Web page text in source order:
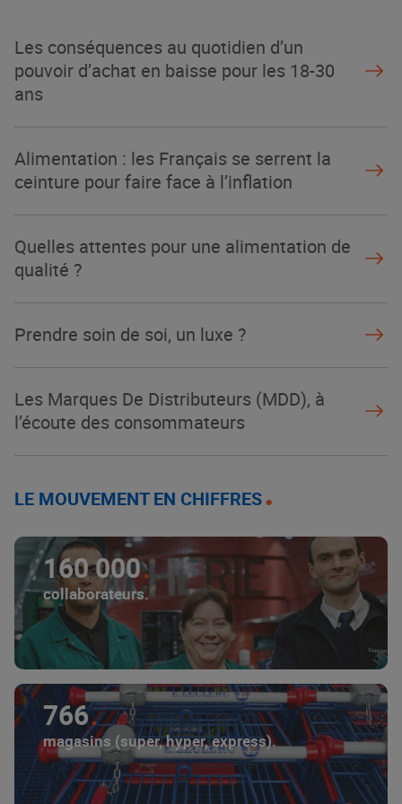
Les conséquences au quotidien d’un
pouvoir d’achat en baisse pour les 18-30
ans
Alimentation : les Français se serrent la
ceinture pour faire face à l’inflation
Quelles attentes pour une alimentation de
qualité ?
Prendre soin de soi, un luxe ?
Les Marques De Distributeurs (MDD), à
l’écoute des consommateurs
LE MOUVEMENT EN CHIFFRES
160 000
collaborateurs.
766
magasins (super, hyper, express).